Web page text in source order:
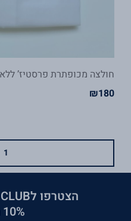
חולצה מכופתרת פרסטיז’
₪180
1
10% הנחה.